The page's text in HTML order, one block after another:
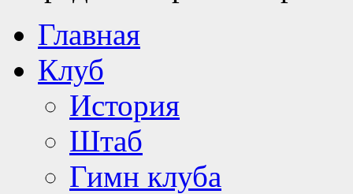
Главная
Клуб
История
Штаб
Гимн клуба